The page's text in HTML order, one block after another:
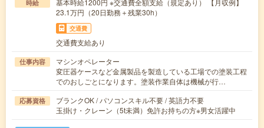
時給
基本時給1200円 ※交通費全額支給（規定あり） 【月収例】
23.1万円（20日勤務＋残業30h）
交通費
交通費支給あり
仕事内容
マシンオペレーター
変圧器ケースなど金属製品を製造している工場での塗装工程
でのおしごとになります。塗装作業自体は機械が行…
応募資格
ブランクOK / パソコンスキル不要 / 英語力不要
玉掛け・クレーン（5t未満）免許お持ちの方※男女活躍中